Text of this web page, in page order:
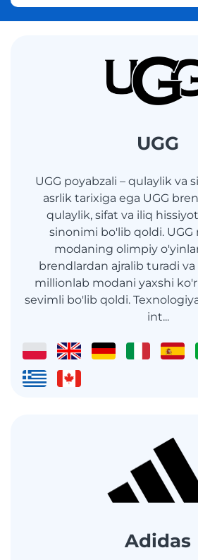
UGG
UGG poyabzali – qulaylik va
asrlik tarixiga ega UGG
qulaylik, sifat va iliq
sinonimi bo'lib qoldi. UGG
modaning olimpiy
brendlardan ajralib turadi
millionlab modani yaxshi
sevimli bo'lib qoldi.
int...
Adidas